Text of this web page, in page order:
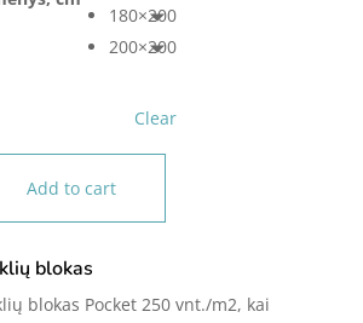
180×200
200×200
Clear
Add to cart
blokas
blokas Pocket 250 vnt./m2, kai